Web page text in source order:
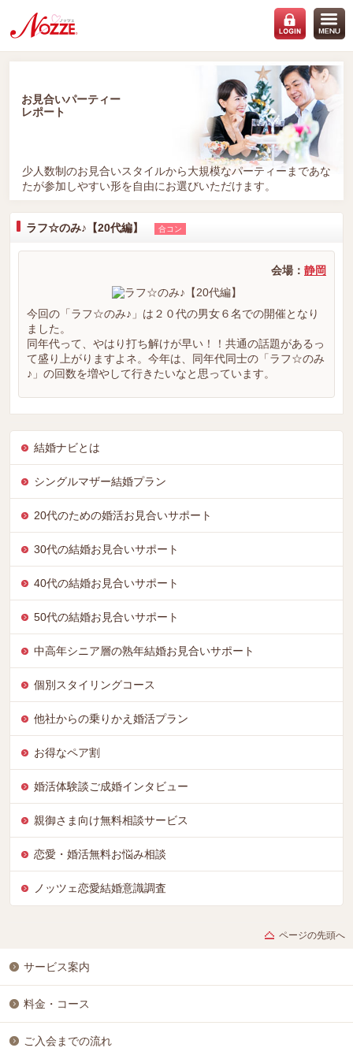
お見合いパーティー
レポート
少人数制のお見合いスタイルから大規模なパーティーまであな
たが参加しやすい形を自由にお選びいただけます。
ラフ☆のみ♪【20代編】 合コン
会場： 静岡
今回の「ラフ☆のみ♪」は２０代の男女６名での開催となり
ました。
同年代って、やはり打ち解けが早い！！共通の話題があるっ
て盛り上がりますよネ。今年は、同年代同士の「ラフ☆のみ
♪」の回数を増やして行きたいなと思っています。
結婚ナビとは
シングルマザー結婚プラン
20代のための婚活お見合いサポート
30代の結婚お見合いサポート
40代の結婚お見合いサポート
50代の結婚お見合いサポート
中高年シニア層の熟年結婚お見合いサポート
個別スタイリングコース
他社からの乗りかえ婚活プラン
お得なペア割
婚活体験談ご成婚インタビュー
親御さま向け無料相談サービス
恋愛・婚活無料お悩み相談
ノッツェ恋愛結婚意識調査
ページの先頭へ
サービス案内
料金・コース
ご入会までの流れ